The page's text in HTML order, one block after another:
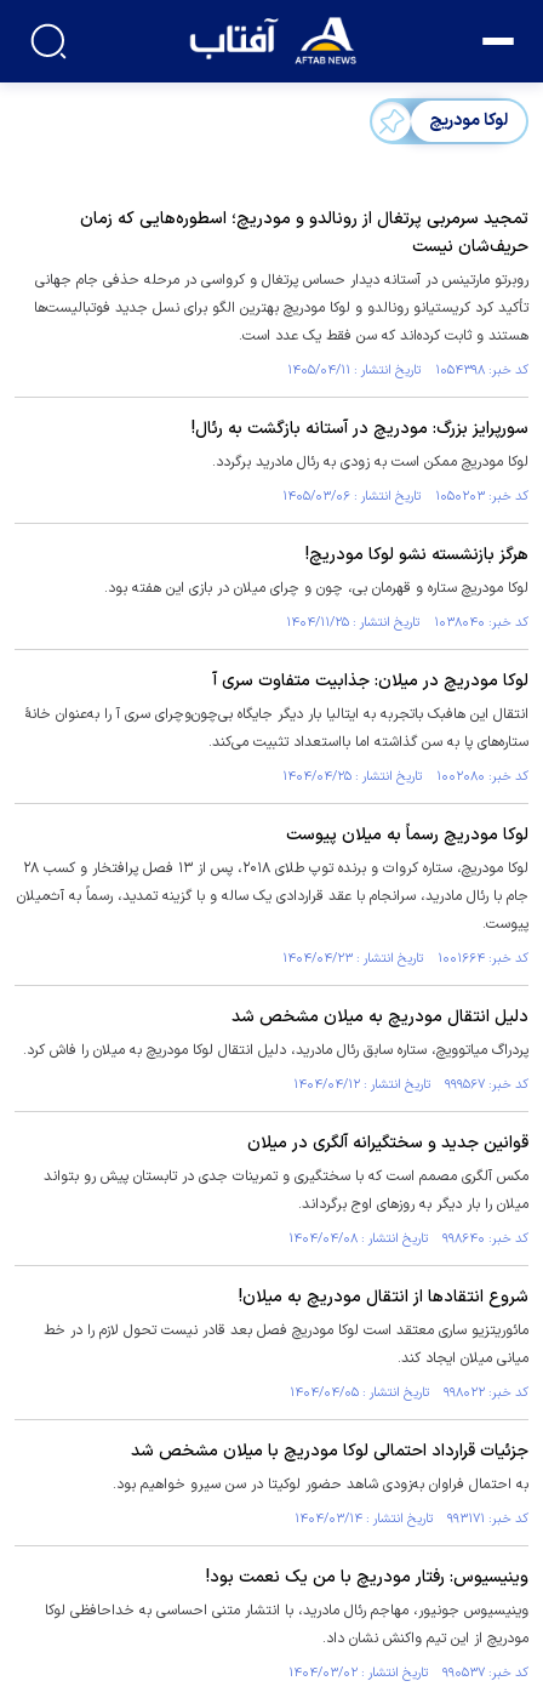
لوکا مودریچ
تمجید سرمربی پرتغال از رونالدو و مودریچ؛ اسطوره‌هایی که زمان
حریف‌شان نیست
روبرتو مارتینس در آستانه دیدار حساس پرتغال و کرواسی در مرحله حذفی جام جهانی
تأکید کرد کریستیانو رونالدو و لوکا مودریچ بهترین الگو برای نسل جدید فوتبالیست‌ها
هستند و ثابت کرده‌اند که سن فقط یک عدد است.
کد خبر: ۱۰۵۴۳۹۸ تاریخ انتشار : ۱۴۰۵/۰۴/۱۱
سورپرایز بزرگ: مودریچ در آستانه بازگشت به رئال!
لوکا مودریچ ممکن است به زودی به رئال مادرید برگردد.
کد خبر: ۱۰۵۰۲۰۳ تاریخ انتشار : ۱۴۰۵/۰۳/۰۶
هرگز بازنشسته نشو لوکا مودریچ!
لوکا مودریچ ستاره و قهرمان بی، چون و چرای میلان در بازی این هفته بود.
کد خبر: ۱۰۳۸۰۴۰ تاریخ انتشار : ۱۴۰۴/۱۱/۲۵
لوکا مودریچ در میلان: جذابیت متفاوت سری آ
انتقال این هافبک باتجربه به ایتالیا بار دیگر جایگاه بی‌چون‌وچرای سری آ را به‌عنوان خانهٔ
ستاره‌های پا به سن گذاشته اما بااستعداد تثبیت می‌کند.
کد خبر: ۱۰۰۲۰۸۰ تاریخ انتشار : ۱۴۰۴/۰۴/۲۵
لوکا مودریچ رسماً به میلان پیوست
لوکا مودریچ، ستاره کروات و برنده توپ طلای ۲۰۱۸، پس از ۱۳ فصل پرافتخار و کسب ۲۸
جام با رئال مادرید، سرانجام با عقد قراردادی یک ساله و با گزینه تمدید، رسماً به آث‌میلان
پیوست.
کد خبر: ۱۰۰۱۶۶۴ تاریخ انتشار : ۱۴۰۴/۰۴/۲۳
دلیل انتقال مودریچ به میلان مشخص شد
پردراگ میاتوویچ، ستاره سابق رئال مادرید، دلیل انتقال لوکا مودریچ به میلان را فاش کرد.
کد خبر: ۹۹۹۵۶۷ تاریخ انتشار : ۱۴۰۴/۰۴/۱۲
قوانین جدید و سختگیرانه آلگری در میلان
مکس آلگری مصمم است که با سختگیری و تمرینات جدی در تابستان پیش رو بتواند
میلان را بار دیگر به روزهای اوج برگرداند.
کد خبر: ۹۹۸۶۴۰ تاریخ انتشار : ۱۴۰۴/۰۴/۰۸
شروع انتقاد‌ها از انتقال مودریچ به میلان!
مائوریتزیو ساری معتقد است لوکا مودریچ فصل بعد قادر نیست تحول لازم را در خط
میانی میلان ایجاد کند.
کد خبر: ۹۹۸۰۲۲ تاریخ انتشار : ۱۴۰۴/۰۴/۰۵
جزئیات قرارداد احتمالی لوکا مودریچ با میلان مشخص شد
به احتمال فراوان به‌زودی شاهد حضور لوکیتا در سن سیرو خواهیم بود.
کد خبر: ۹۹۳۱۷۱ تاریخ انتشار : ۱۴۰۴/۰۳/۱۴
وینیسیوس: رفتار مودریچ با من یک نعمت بود!
وینیسیوس جونیور، مهاجم رئال مادرید، با انتشار متنی احساسی به خداحافظی لوکا
مودریچ از این تیم واکنش نشان داد.
کد خبر: ۹۹۰۵۳۷ تاریخ انتشار : ۱۴۰۴/۰۳/۰۲